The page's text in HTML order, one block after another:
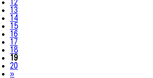
12
13
14
15
16
17
18
19
20
»Next